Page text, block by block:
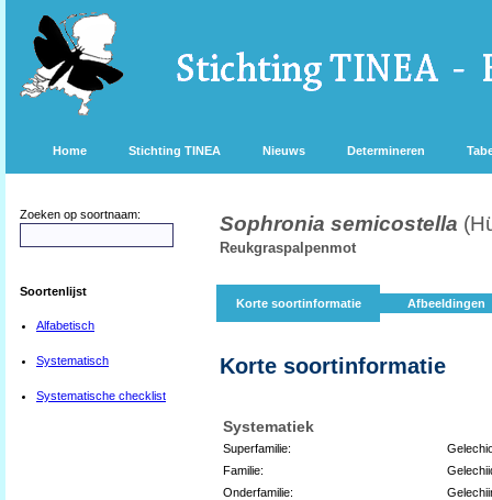
Home Stichting TINEA Nieuws Determineren
Zoeken op soortnaam:
Soortenlijst
Alfabetisch
Systematisch
Systematische checklist
Sophronia semicostella
Reukgraspalpenmot
Korte soortinformatie Afbeeldingen
Korte soortinformatie
Systematiek
Superfamilie:
Familie:
Onderfamilie: